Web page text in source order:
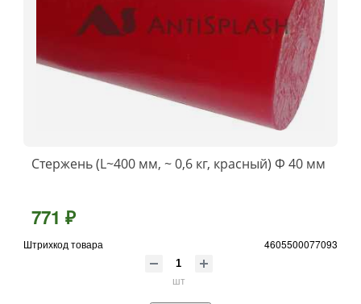
Стержень (L~400 мм, ~ 0,6 кг, красный) Ф 40 мм
771 ₽
Штрихкод товара 4605500077093
шт